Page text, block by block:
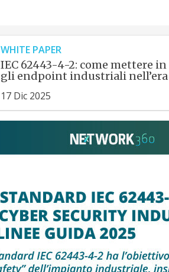
WHITE PAPER
IEC 62443-4-2: come mettere
gli endpoint industriali nell’era
17 Dic 2025